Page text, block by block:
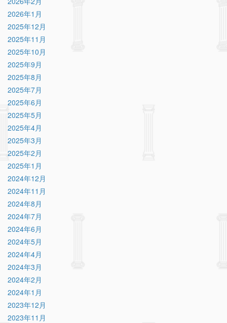
2026年1月
2025年12月
2025年11月
2025年10月
2025年9月
2025年8月
2025年7月
2025年6月
2025年5月
2025年4月
2025年3月
2025年2月
2025年1月
2024年12月
2024年11月
2024年8月
2024年7月
2024年6月
2024年5月
2024年4月
2024年3月
2024年2月
2024年1月
2023年12月
2023年11月